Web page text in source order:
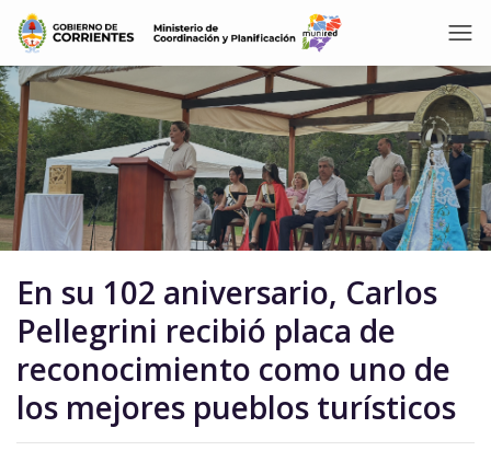
En su 102 aniversario, Carlos
Pellegrini recibió placa de
reconocimiento como uno de
los mejores pueblos turísticos